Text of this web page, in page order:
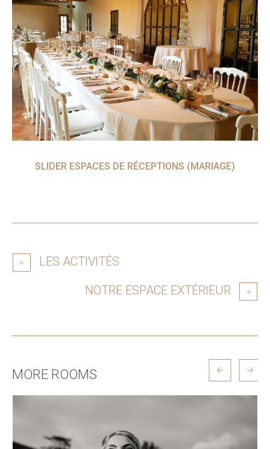
SLIDER ESPACES DE RÉCEPTIONS (MARIAGE)
LES ACTIVITÉS
NOTRE ESPACE EXTÉRIEUR
MORE ROOMS